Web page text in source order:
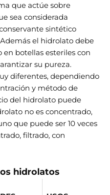
que actúe sobre
sea considerada
sintético
el hidrolato debe
botellas esteriles con
su pureza.
diferentes, dependiendo
y método de
del hidrolato puede
no es concentrado,
que puede ser 10 veces
filtrado, con
hidrolatos